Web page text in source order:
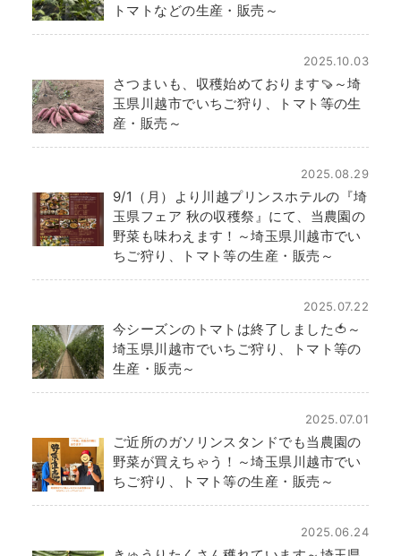
トマトなどの生産・販売～
2025.10.03
さつまいも、収穫始めております🍠～埼
玉県川越市でいちご狩り、トマト等の生
産・販売～
2025.08.29
9/1（月）より川越プリンスホテルの『埼
玉県フェア 秋の収穫祭』にて、当農園の
野菜も味わえます！～埼玉県川越市でい
ちご狩り、トマト等の生産・販売～
2025.07.22
今シーズンのトマトは終了しました🍅～
埼玉県川越市でいちご狩り、トマト等の
生産・販売～
2025.07.01
ご近所のガソリンスタンドでも当農園の
野菜が買えちゃう！～埼玉県川越市でい
ちご狩り、トマト等の生産・販売～
2025.06.24